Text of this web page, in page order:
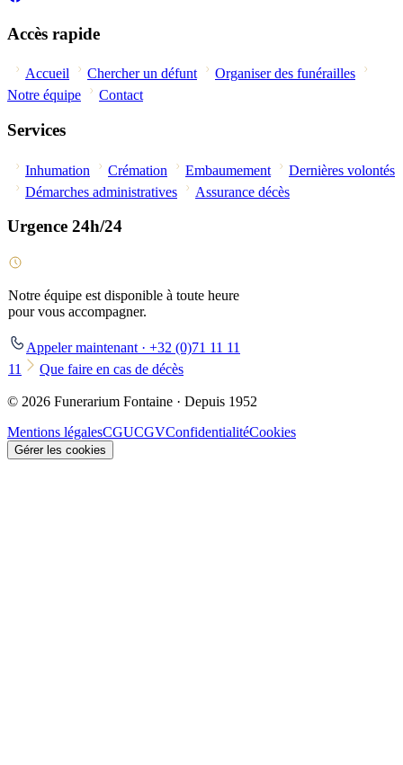
Accès rapide
Accueil Chercher un défunt
Organiser des funérailles
Notre équipe
Contact
Services
Inhumation Crémation Embaumement
Dernières volontés
Démarches administratives
Assurance décès
Urgence 24h/24
Notre équipe est disponible à toute heure
pour vous accompagner.
Appeler maintenant · +32 (0)71 11 11
11
Que faire en cas de décès
© 2026 Funerarium Fontaine · Depuis 1952
Mentions légalesCGUCGVConfidentialitéCookies
Gérer les cookies